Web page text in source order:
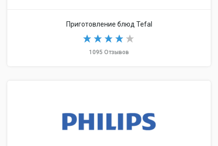
Приготовление блюд Tefal
1095 Отзывов